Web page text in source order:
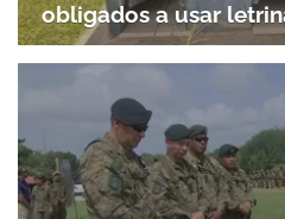
obligados a usar